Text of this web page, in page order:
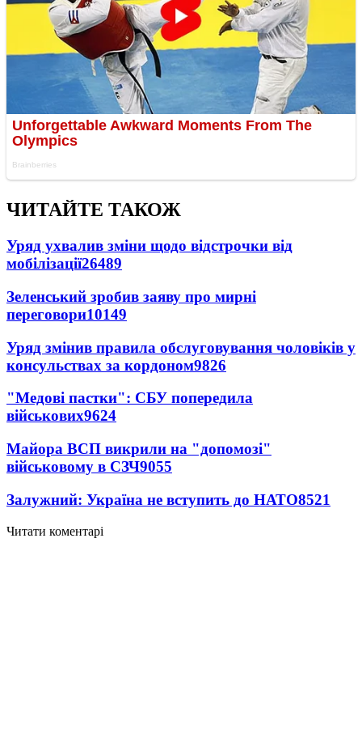
ЧИТАЙТЕ ТАКОЖ
Уряд ухвалив зміни щодо відстрочки від
мобілізації26489
Зеленський зробив заяву про мирні
переговори10149
Уряд змінив правила обслуговування чоловіків у
консульствах за кордоном9826
"Медові пастки": СБУ попередила
військових9624
Майора ВСП викрили на "допомозі"
військовому в СЗЧ9055
Залужний: Україна не вступить до НАТО8521
Читати коментарі